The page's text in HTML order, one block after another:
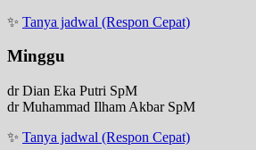
✨ Tanya jadwal (Respon Cepat)
Minggu
dr Dian Eka Putri SpM
dr Muhammad Ilham Akbar SpM
✨ Tanya jadwal (Respon Cepat)